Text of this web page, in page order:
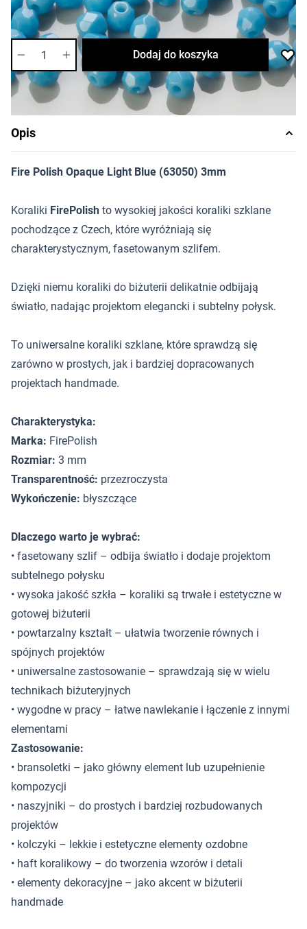
Dostępność:średnia
Dodaj do koszyka
Opis
Fire Polish Opaque Light Blue (63050) 3mm
Koraliki FirePolish to wysokiej jakości koraliki szklane
pochodzące z Czech, które wyróżniają się
charakterystycznym, fasetowanym szlifem.
Dzięki niemu koraliki do biżuterii delikatnie odbijają
światło, nadając projektom elegancki i subtelny połysk.
To uniwersalne koraliki szklane, które sprawdzą się
zarówno w prostych, jak i bardziej dopracowanych
projektach handmade.
Charakterystyka:
Marka: FirePolish
Rozmiar: 3 mm
Transparentność: przezroczysta
Wykończenie: błyszczące
Dlaczego warto je wybrać:
• fasetowany szlif – odbija światło i dodaje projektom
subtelnego połysku
• wysoka jakość szkła – koraliki są trwałe i estetyczne w
gotowej biżuterii
• powtarzalny kształt – ułatwia tworzenie równych i
spójnych projektów
• uniwersalne zastosowanie – sprawdzają się w wielu
technikach biżuteryjnych
• wygodne w pracy – łatwe nawlekanie i łączenie z innymi
elementami
Zastosowanie:
• bransoletki – jako główny element lub uzupełnienie
kompozycji
• naszyjniki – do prostych i bardziej rozbudowanych
projektów
• kolczyki – lekkie i estetyczne elementy ozdobne
• haft koralikowy – do tworzenia wzorów i detali
• elementy dekoracyjne – jako akcent w biżuterii
handmade